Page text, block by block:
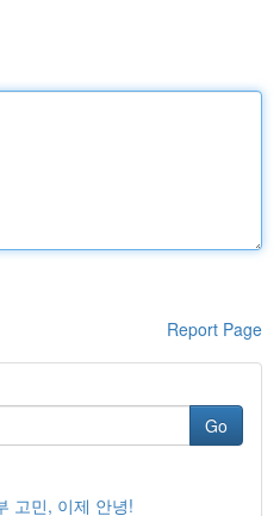
Report Page
Go
고민, 이제 안녕!